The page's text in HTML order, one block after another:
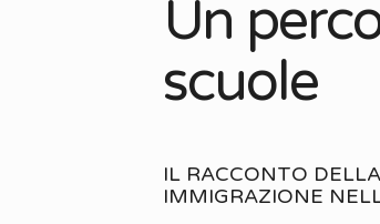
Un
scuole
IL RACCONTO
IMMIGRAZIONE